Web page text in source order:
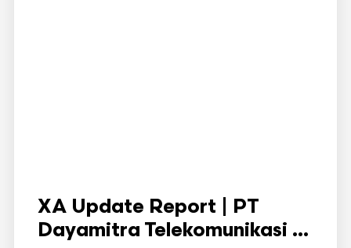
XA Update Report | PT
Dayamitra Telekomunikasi ...